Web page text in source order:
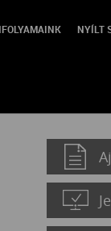
NYÍLT